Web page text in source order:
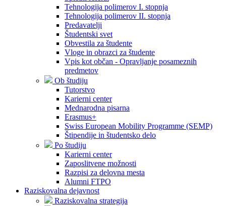
Tehnologija polimerov I. stopnja
Tehnologija polimerov II. stopnja
Predavatelji
Študentski svet
Obvestila za študente
Vloge in obrazci za študente
Vpis kot občan - Opravljanje posameznih
predmetov
Ob študiju
Tutorstvo
Karierni center
Mednarodna pisarna
Erasmus+
Swiss European Mobility Programme (SEMP)
Štipendije in študentsko delo
Po študiju
Karierni center
Zaposlitvene možnosti
Razpisi za delovna mesta
Alumni FTPO
Raziskovalna dejavnost
Raziskovalna strategija